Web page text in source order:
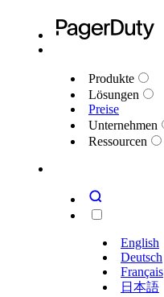
Produkte
Lösungen
Preise
Unternehmen
Ressourcen
English
Deutsch
Français
日本語